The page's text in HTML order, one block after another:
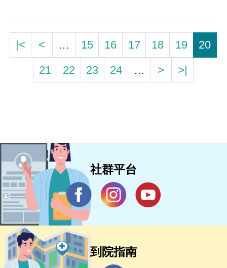
|< < … 15 16 17 18 19
20
21
22 23 24 … > >|
社群平台
到院指南